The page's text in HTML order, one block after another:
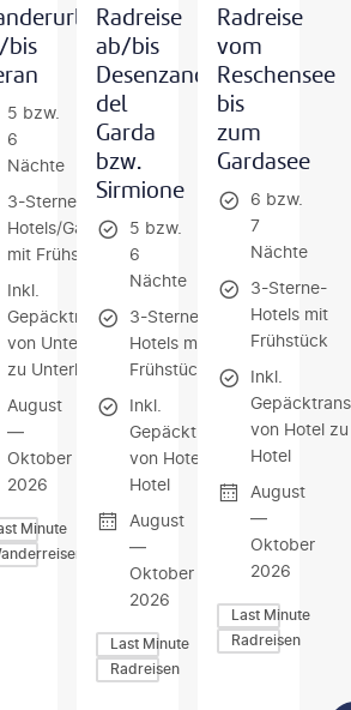
bis
5 bzw.
6
Nächte
3-Sterne-
Hotels/Gasthöfe
mit Frühstück
Inkl.
Gepäcktransfer
von Unterkunft
zu Unterkunft
August
—
Oktober
2026
Minute
Radreise
ab/bis
Desenzano
del
Garda
bzw.
Sirmione
5 bzw.
6
Nächte
3-Sterne-
Hotels mit
Frühstück
Inkl.
Gepäcktransfer
von Hotel zu
Hotel
August
—
Oktober
2026
Last Minute
Radreisen
Radreise
vom
Reschensee
bis
zum
Gardasee
6 bzw.
7
Nächte
3-Sterne-
Hotels mit
Frühstück
Inkl.
von Hotel zu
Hotel
August
—
Oktober
2026
Last Minute
Radreisen